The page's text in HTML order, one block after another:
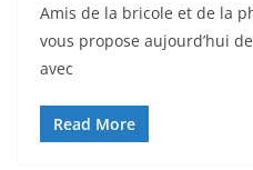
Amis de la bricole et de la
vous propose aujourd’hui
avec
Read More